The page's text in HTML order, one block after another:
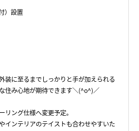
）設置
装に至るまでしっかりと手が加えられる
住み心地が期待できます＼(^o^)／
リング仕様へ変更予定。
インテリアのテイストも合わせやすいた